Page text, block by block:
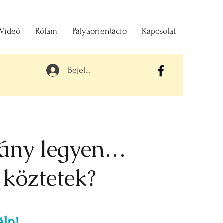
Rólam Pályaorientáció Kapcsolat
Bejelentkezés
legyen…